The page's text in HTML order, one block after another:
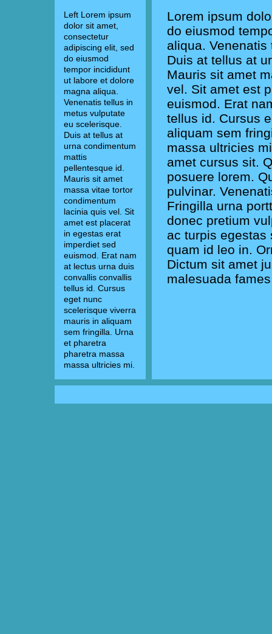
Left Lorem ipsum
dolor sit amet,
consectetur
adipiscing elit, sed
do eiusmod
tempor incididunt
ut labore et dolore
magna aliqua.
Venenatis tellus in
metus vulputate
eu scelerisque.
Duis at tellus at
urna condimentum
mattis
pellentesque id.
Mauris sit amet
massa vitae tortor
condimentum
lacinia quis vel. Sit
amet est placerat
in egestas erat
imperdiet sed
euismod. Erat nam
at lectus urna duis
convallis convallis
tellus id. Cursus
eget nunc
scelerisque viverra
mauris in aliquam
sem fringilla. Urna
et pharetra
pharetra massa
massa ultricies mi.
Lorem ipsum
do eiusmod
aliqua.
Duis at tellus at
Mauris sit amet
vel. Sit amet est
euismod. Erat
tellus id. Cursus
aliquam sem
massa ultricies
amet cursus sit.
posuere lorem.
pulvinar.
Fringilla urna
donec pretium
ac turpis egestas
quam id leo in.
Dictum sit amet
malesuada